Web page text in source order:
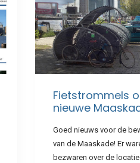
Fietstrommels
nieuwe
Goed nieuws voor de
van de Maaskade! Er
bezwaren over de